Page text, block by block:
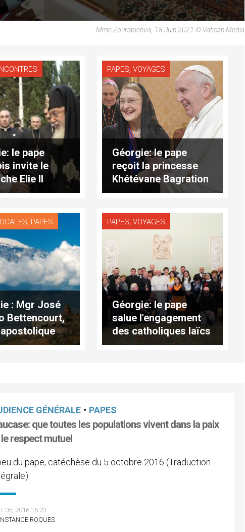
Mme Zourabichvili, 18 Juin 2021 © Vatican Media
le pape
invite le
Elie II
PAPES,VOYAGES
Géorgie: le pape
reçoit la princesse
Khétévane Bagration
de Moukhrani,
, PAPES
: Mgr José
Bettencourt,
PAPES,VOYAGES
Géorgie: le pape
salue l'engagement
des catholiques laïcs
GÉNÉRALE • PAPES
que toutes les populations vivent dans la paix
respect mutuel
du pape, catéchèse du 5 octobre 2016 (Traduction
05, 2016 15:23
ROQUES